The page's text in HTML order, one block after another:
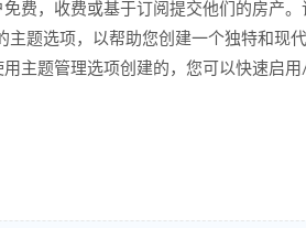
费，收费或基于订阅提交他们的房产
题选项，以帮助您创建一个独特和现
主题管理选项创建的，您可以快速启用/